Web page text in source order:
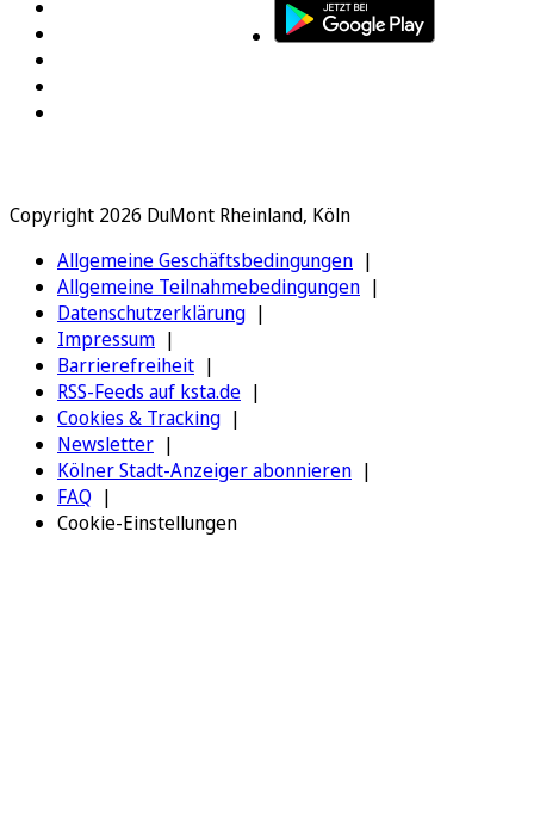
Copyright 2026 DuMont Rheinland, Köln
Allgemeine Geschäftsbedingungen
Allgemeine Teilnahmebedingungen
Datenschutzerklärung
Impressum
Barrierefreiheit
RSS-Feeds auf ksta.de
Cookies & Tracking
Newsletter
Kölner Stadt-Anzeiger abonnieren
FAQ
Cookie-Einstellungen